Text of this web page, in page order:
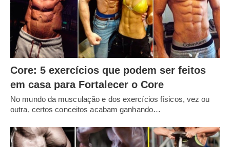
Core: 5 exercícios que podem ser feitos
em casa para Fortalecer o Core
No mundo da musculação e dos exercícios físicos, vez ou
outra, certos conceitos acabam ganhando…